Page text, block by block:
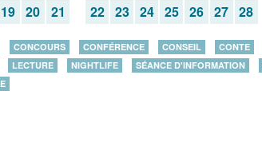
19 20 21 22 23 24 25 26 27 28
CONCOURS CONFÉRENCE CONSEIL CONTE
LECTURE NIGHTLIFE SÉANCE D'INFORMATION